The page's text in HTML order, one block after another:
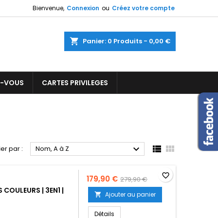
Bienvenue, Connexion ou Créez votre compte
Panier 0 Produits - 0,00 €
VOUS CARTES PRIVILEGES
par : Nom, A à Z   
| 3EN1 |
179,90 € 279,90 €
 Ajouter au panier
Détails
favorite_border